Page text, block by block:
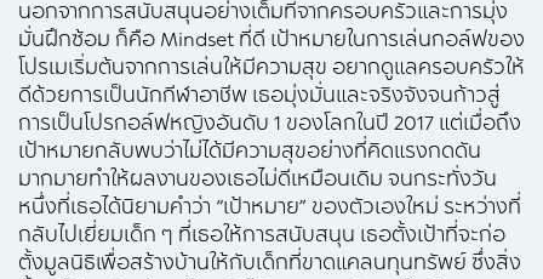
นอกจากการสนับสนุนอย่างเต็มที่จากครอบครัวและการมุ่ง
มั่นฝึกซ้อม ก็คือ Mindset ที่ดี เป้าหมายในการเล่นกอล์ฟของ
โปรเมเริ่มต้นจากการเล่นให้มีความสุข อยากดูแลครอบครัวให้
ดีด้วยการเป็นนักกีฬาอาชีพ เธอมุ่งมั่นและจริงจังจนก้าวสู่
การเป็นโปรกอล์ฟหญิงอันดับ 1 ของโลกในปี 2017 แต่เมื่อถึง
เป้าหมายกลับพบว่าไม่ได้มีความสุขอย่างที่คิดแรงกดดัน
มากมายทำให้ผลงานของเธอไม่ดีเหมือนเดิม จนกระทั่งวัน
หนึ่งที่เธอได้นิยามคำว่า “เป้าหมาย” ของตัวเองใหม่ ระหว่างที่
กลับไปเยี่ยมเด็ก ๆ ที่เธอให้การสนับสนุน เธอตั้งเป้าที่จะก่อ
ตั้งมูลนิธิเพื่อสร้างบ้านให้กับเด็กที่ขาดแคลนทุนทรัพย์ ซึ่งสิ่ง